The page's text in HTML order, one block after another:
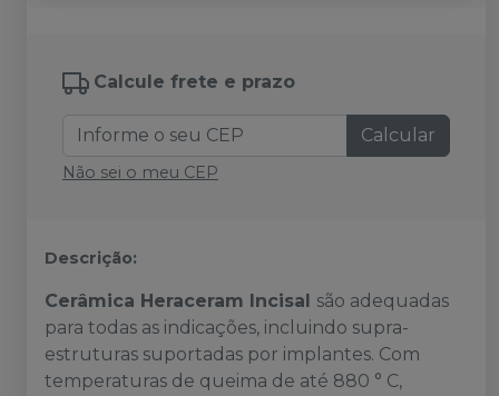
Calcule frete e prazo
Calcular
Não sei o meu CEP
Descrição:
Cerâmica Heraceram Incisal são adequadas
para todas as indicações, incluindo supra-
estruturas suportadas por implantes. Com
temperaturas de queima de até 880 ° C,